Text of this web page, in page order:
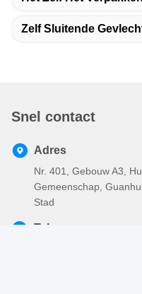
Zelf Sluitende
Snel contact
Adres
Nr. 401, Gebouw A3,
Gemeenschap,
Stad
Tel.